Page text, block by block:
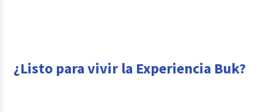
¿Listo para vivir la Experiencia Buk?